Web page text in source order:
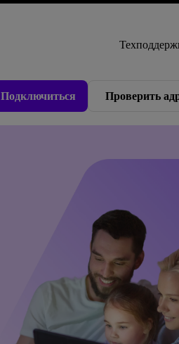
Подключиться Проверить